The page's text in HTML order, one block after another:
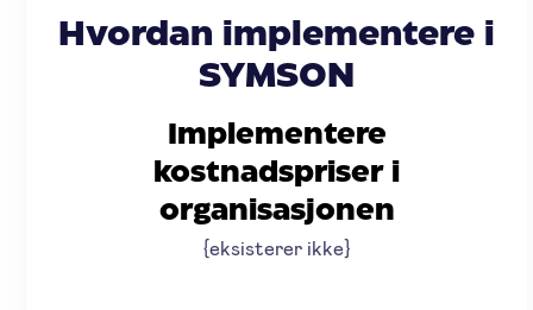
Hvordan implementere i
SYMSON
Implementere
kostnadspriser i
organisasjonen
{eksisterer ikke}